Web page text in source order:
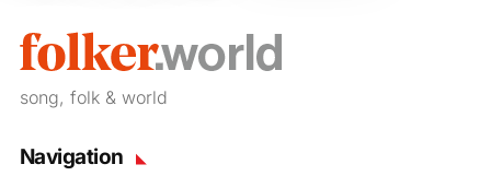
song, folk & world
Navigation